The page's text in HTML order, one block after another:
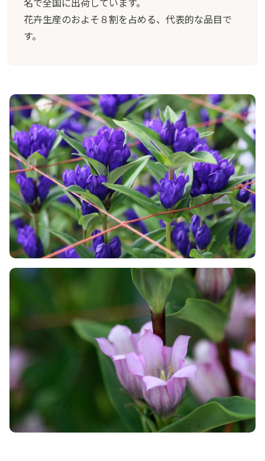
花卉生産のおよそ８割を占める、代表的な品目で
す。